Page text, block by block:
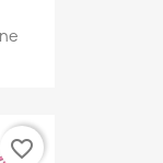
favorite_border